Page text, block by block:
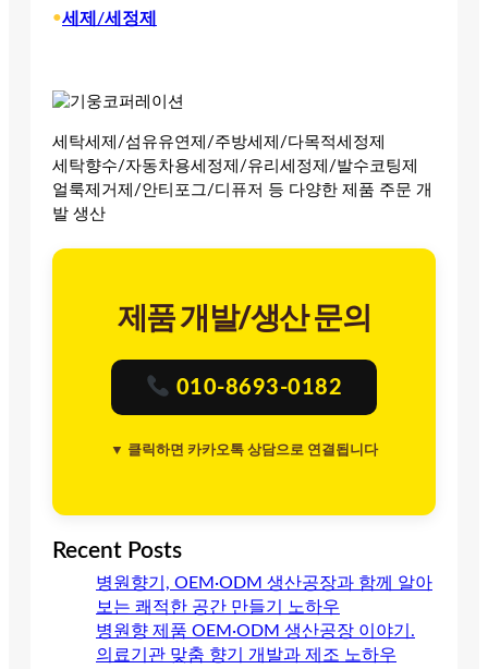
•세제/세정제
세탁세제/섬유유연제/주방세제/다목적세정제
세탁향수/자동차용세정제/유리세정제/발수코팅제
얼룩제거제/안티포그/디퓨저 등 다양한 제품 주문 개
발 생산
제품 개발/생산 문의
010-8693-0182
▼ 클릭하면 카카오톡 상담으로 연결됩니다
Recent Posts
병원향기, OEM·ODM 생산공장과 함께 알아
보는 쾌적한 공간 만들기 노하우
병원향 제품 OEM·ODM 생산공장 이야기.
의료기관 맞춤 향기 개발과 제조 노하우